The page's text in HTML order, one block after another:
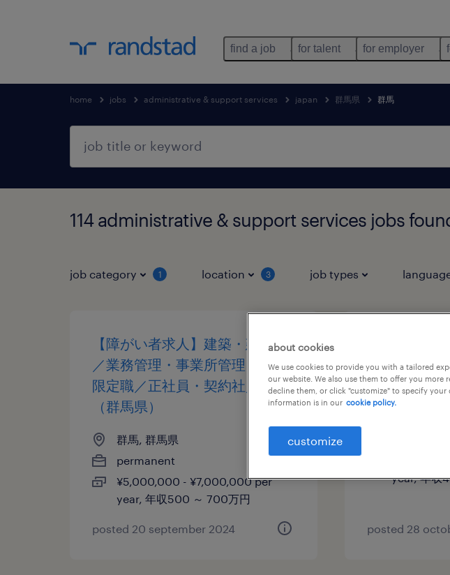
find a job for talent for employer
home jobs administrative & support services japan 群馬県 群馬
114 administrative & support services jobs
job category 1 location 3 job types
【障がい者求人】建築・建設業
／業務管理・事業所管理（地域
限定職／正社員・契約社員）
（群馬県）
群馬, 群馬県
permanent
¥5,000,000 - ¥7,000,000 per
year, 年収500 ～ 700万円
posted 20 september 2024
保険会社／
（契約社員
year, 年収
posted 28
about cookies
We use cookies to provide you with a tailored
our website. We also use them to offer you more
decline them, or click "customize" to specify
information is in our cookie policy.
customize